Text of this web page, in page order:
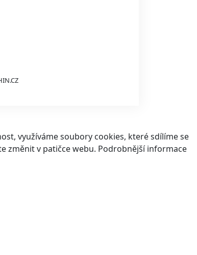
využíváme soubory cookies, které sdílíme se
změnit v patičce webu. Podrobnější informace